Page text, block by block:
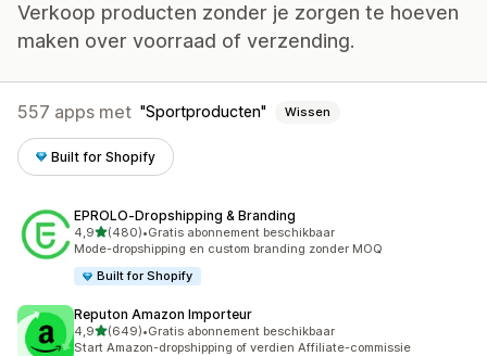
Verkoop producten zonder je zorgen te hoeven
maken over voorraad of verzending.
557 apps met Sportproducten Wissen
Built for Shopify
EPROLO‑Dropshipping & Branding
4,9van 5 sterren
(480)
480 recensies in totaal
•Gratis abonnement beschikbaar
Mode-dropshipping en custom branding zonder MOQ
Built for Shopify
Reputon Amazon Importeur
4,9van 5 sterren
(649)
649 recensies in totaal
•Gratis abonnement beschikbaar
Start Amazon-dropshipping of verdien Affiliate-commissie